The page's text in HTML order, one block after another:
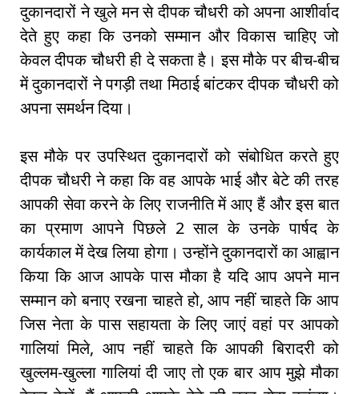
दुकानदारों ने खुले मन से दीपक चौधरी को अपना आशीर्वाद
देते हुए कहा कि उनको सम्मान और विकास चाहिए जो
केवल दीपक चौधरी ही दे सकता है। इस मौके पर बीच-बीच
में दुकानदारों ने पगड़ी तथा मिठाई बांटकर दीपक चौधरी को
अपना समर्थन दिया।
इस मौके पर उपस्थित दुकानदारों को संबोधित करते हुए
दीपक चौधरी ने कहा कि वह आपके भाई और बेटे की तरह
आपकी सेवा करने के लिए राजनीति में आए हैं और इस बात
का प्रमाण आपने पिछले 2 साल के उनके पार्षद के
कार्यकाल में देख लिया होगा। उन्होंने दुकानदारों का आह्वान
किया कि आज आपके पास मौका है यदि आप अपने मान
सम्मान को बनाए रखना चाहते हो, आप नहीं चाहते कि आप
जिस नेता के पास सहायता के लिए जाएं वहां पर आपको
गालियां मिले, आप नहीं चाहते कि आपकी बिरादरी को
खुल्लम-खुल्ला गालियां दी जाए तो एक बार आप मुझे मौका